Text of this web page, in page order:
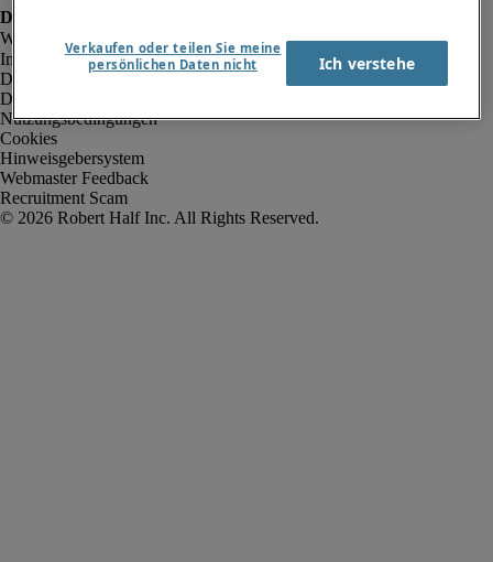
Impressum
Datenschutz
Datenschutz Arbeitnehmer/Zeitarbeitskräfte
Nutzungsbedingungen
Cookies
Hinweisgebersystem
Webmaster Feedback
Recruitment Scam
Verkaufen oder teilen Sie meine
persönlichen Daten nicht
Ich verstehe